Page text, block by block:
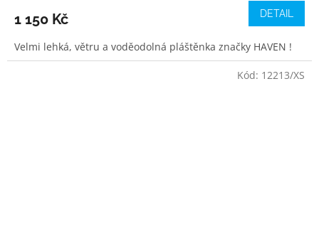
1 150 Kč DETAIL
Velmi lehká, větru a voděodolná pláštěnka značky HAVEN !
Kód: 12213/XS